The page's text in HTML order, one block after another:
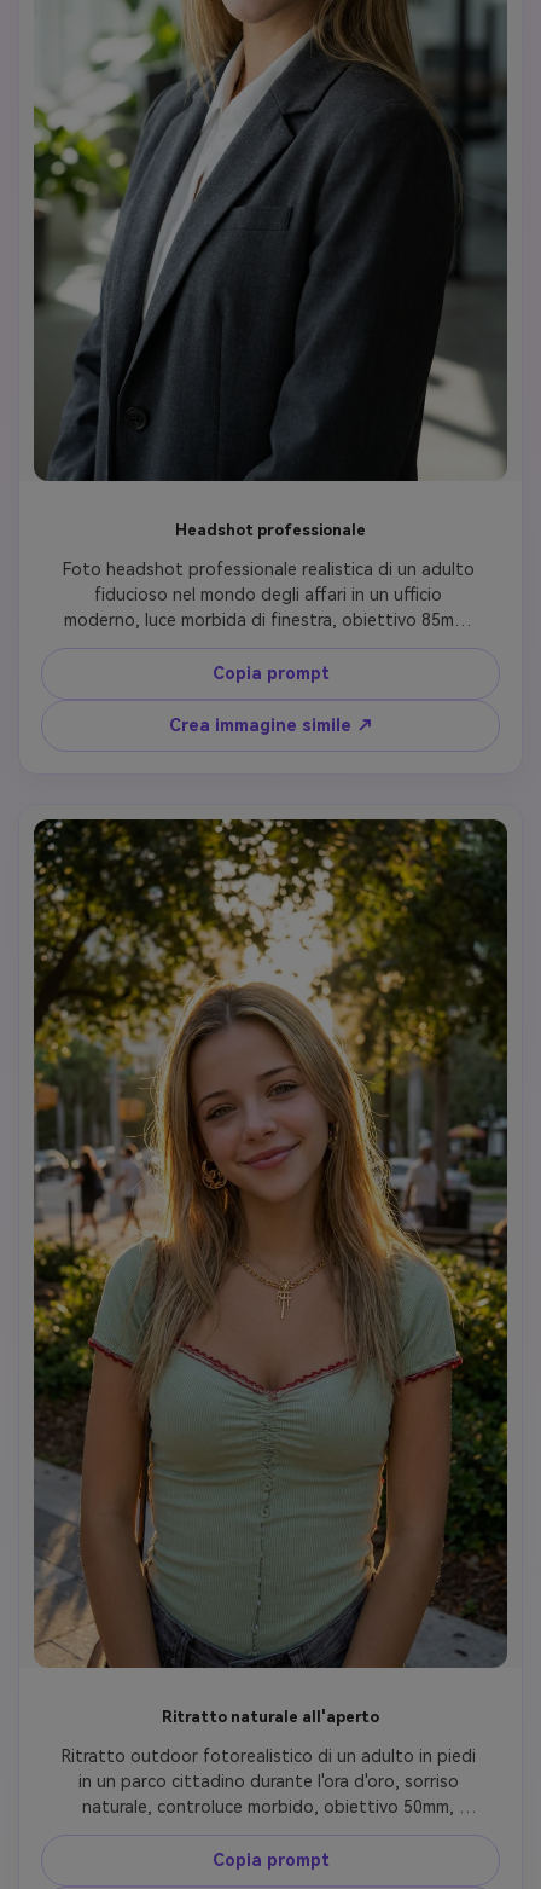
Headshot professionale
Foto headshot professionale realistica di un adulto
fiducioso nel mondo degli affari in un ufficio
moderno, luce morbida di finestra, obiettivo 85mm,
texture cutanea naturale, occhi nitidi, profondità di
campo ridotta, sfondo neutro, stile fotorealistico
Copia prompt
Crea immagine simile ↗
Ritratto naturale all'aperto
Ritratto outdoor fotorealistico di un adulto in piedi
in un parco cittadino durante l'ora d'oro, sorriso
naturale, controluce morbido, obiettivo 50mm,
ombre realistiche, fotografia candid, colori fedeli
alla realtà
Copia prompt